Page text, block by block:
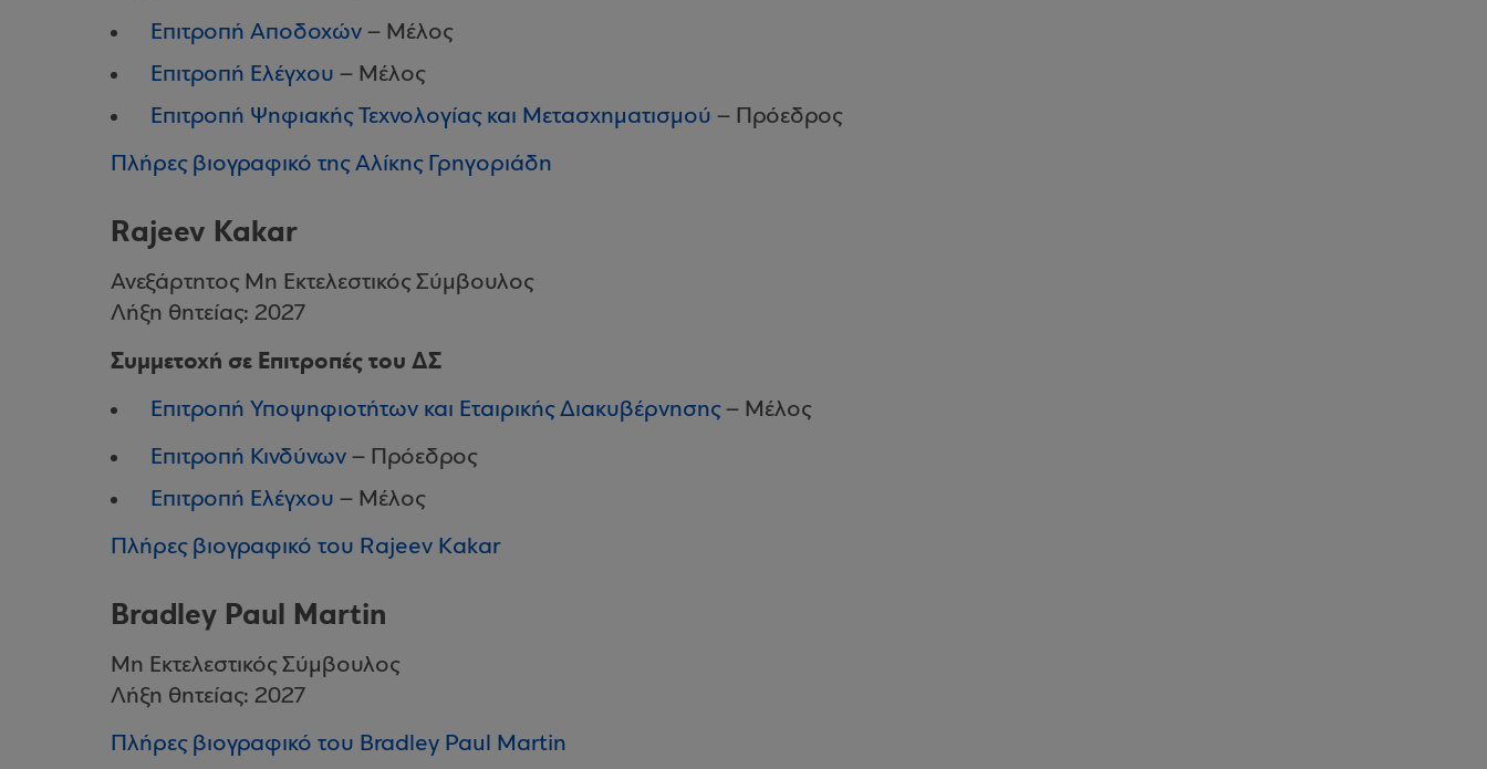
Επιτροπή Αποδοχών – Μέλος
Επιτροπή Ελέγχου – Μέλος
Επιτροπή Ψηφιακής Τεχνολογίας και Μετασχηματισμού – Πρόεδρος
Πλήρες βιογραφικό της Αλίκης Γρηγοριάδη
Rajeev Kakar
Ανεξάρτητος Μη Εκτελεστικός Σύμβουλος
Λήξη θητείας: 2027
Συμμετοχή σε Επιτροπές του ΔΣ
Επιτροπή Υποψηφιοτήτων και Εταιρικής Διακυβέρνησης– Μέλος
Επιτροπή Κινδύνων – Πρόεδρος
Επιτροπή Ελέγχου – Μέλος
Πλήρες βιογραφικό του Rajeev Kakar
Bradley Paul Martin
Μη Εκτελεστικός Σύμβουλος
Λήξη θητείας: 2027
Πλήρες βιογραφικό του Bradley Paul Martin